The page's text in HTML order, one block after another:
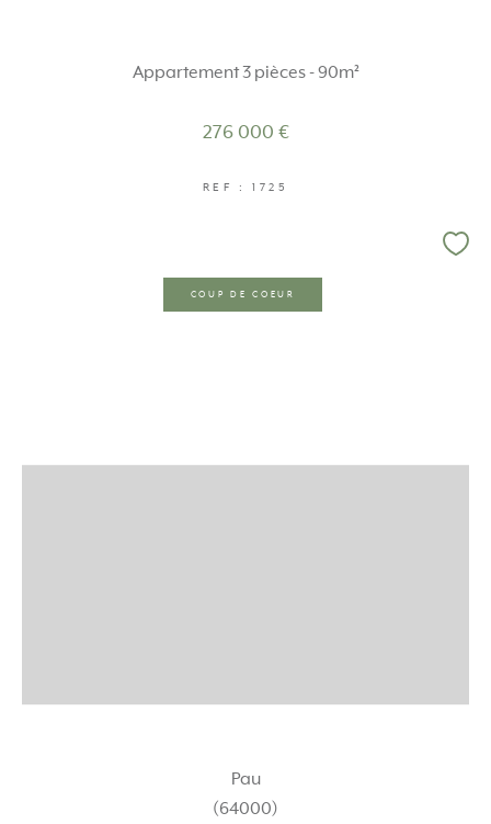
Appartement 3 pièces - 90m²
276 000 €
REF : 1725
COUP DE COEUR
Pau
(64000)